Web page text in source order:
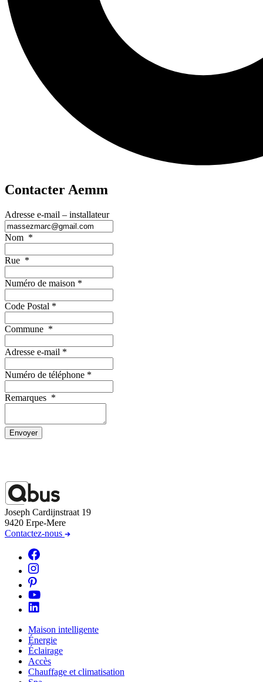
Contacter Aemm
Adresse e-mail – installateur
Nom *
Rue *
Numéro de maison *
Code Postal *
Commune *
Adresse e-mail *
Numéro de téléphone *
Remarques *
Envoyer
Joseph Cardijnstraat 19
9420 Erpe-Mere
Contactez-nous
Maison intelligente
Énergie
Éclairage
Accès
Chauffage et climatisation